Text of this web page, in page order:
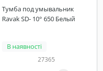
Тумба под умывальник
Ravak SD- 10° 650 Белый
В наявності
27365